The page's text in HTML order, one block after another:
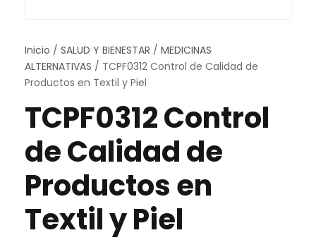
Inicio / SALUD Y BIENESTAR / MEDICINAS
ALTERNATIVAS / TCPF0312 Control de Calidad de
Productos en Textil y Piel
TCPF0312 Control
de Calidad de
Productos en
Textil y Piel